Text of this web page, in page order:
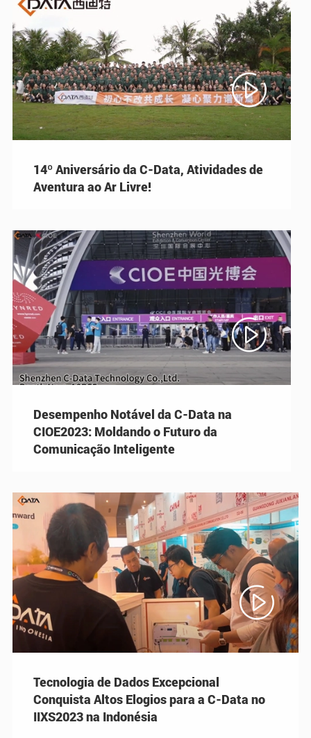

14º Aniversário da C-Data, Atividades de
Aventura ao Ar Livre!

Desempenho Notável da C-Data na
CIOE2023: Moldando o Futuro da
Comunicação Inteligente

Tecnologia de Dados Excepcional
Conquista Altos Elogios para a C-Data no
IIXS2023 na Indonésia